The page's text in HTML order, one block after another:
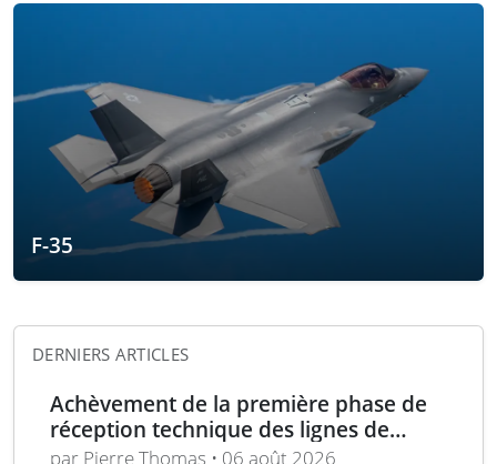
F-35
DERNIERS ARTICLES
Achèvement de la première phase de
réception technique des lignes de
production d’armement gros calibre
par Pierre Thomas • 06 août 2026